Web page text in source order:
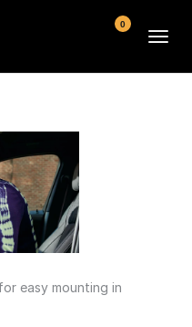
easy mounting in
0